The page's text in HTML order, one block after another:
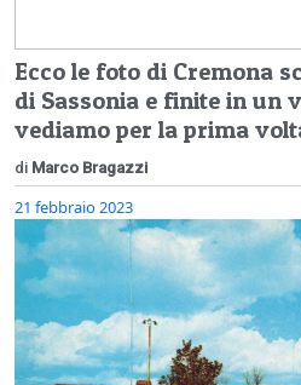
Ecco le foto di Cremona
di Sassonia e finite in un
vediamo per la prima
di Marco Bragazzi
21 febbraio 2023